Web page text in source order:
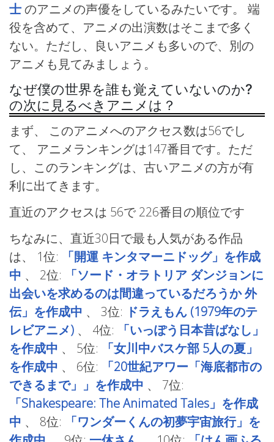
士のアニメの声優をしているみたいです。 端
役を含めて、アニメの出演数はそこまで多く
ない。ただし、良いアニメも多いので、別の
アニメも見てみましょう。
なぜ僕の世界を誰も覚えていないのか?
の次に見るべきアニメは？
まず、 このアニメへのアクセス数は56でし
て、 アニメランキングは147番目です。ただ
し、このランキングは、古いアニメの方が有
利に出てきます。
直近のアクセスは 56で226番目の順位です
ちなみに、直近30日で最も人気がある作品
は、 1位:
「開運 キンタマーニドッグ」を作成
中 、 2位:
「ソード・オラトリア ダンジョンに
出会いを求めるのは間違っているだろうか 外
伝」を作成中 、 3位: ドラえもん (1979年のテ
レビアニメ) 、 4位:
「いっぽう日本昔ばなし」
を作成中 、 5位:
「女川中バスケ部 5人の夏」
を作成中 、 6位:
「20世紀アワー「海底都市の
できるまで」」を作成中 、 7位:
「Shakespeare: The Animated Tales」を作成
中 、 8位:
「ワンダーくんの初夢宇宙旅行」を